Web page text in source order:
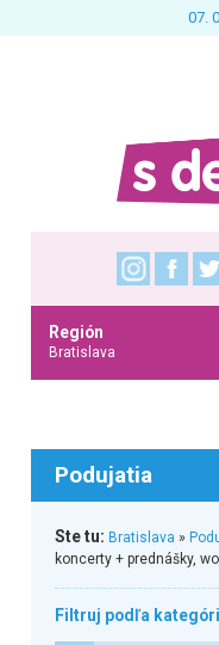
07.
Región
Bratislava
Podujatia
Ste tu: Bratislava »
koncerty + prednášky,
Filtruj podľa